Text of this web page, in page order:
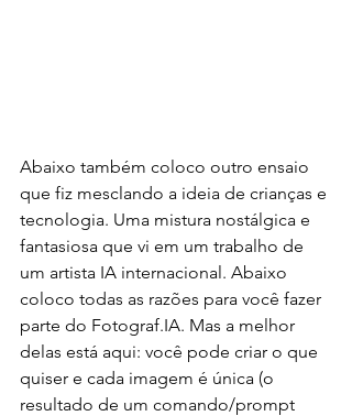
Abaixo também coloco outro ensaio
que fiz mesclando a ideia de crianças e
tecnologia. Uma mistura nostálgica e
fantasiosa que vi em um trabalho de
um artista IA internacional. Abaixo
coloco todas as razões para você fazer
parte do Fotograf.IA. Mas a melhor
delas está aqui: você pode criar o que
quiser e cada imagem é única (o
resultado de um comando/prompt